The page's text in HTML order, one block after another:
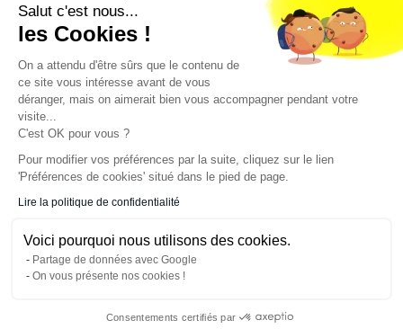
Salut c'est nous...
les Cookies !
On a attendu d'être sûrs que le contenu de
ce site vous intéresse avant de vous
déranger, mais on aimerait bien vous accompagner pendant votre
visite...
C'est OK pour vous ?
Pour modifier vos préférences par la suite, cliquez sur le lien
'Préférences de cookies' situé dans le pied de page.
Lire la politique de confidentialité
Voici pourquoi nous utilisons des cookies.
Partage de données avec Google
On vous présente nos cookies !
Consentements certifiés par
Enregistrez vous à la newsletter
Restez à l'actualité sur nos produits et les offres du
moment
NOS SERVICES
INFORMATIONS
CONTACT